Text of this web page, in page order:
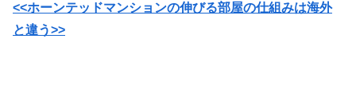
<<ホーンテッドマンションの伸びる部屋の仕組みは海外
と違う>>